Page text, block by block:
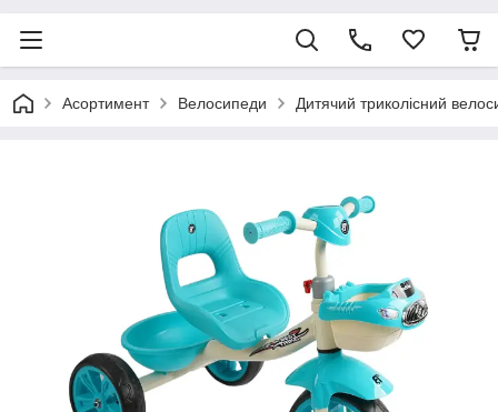
Асортимент Велосипеди Дитячий триколісний